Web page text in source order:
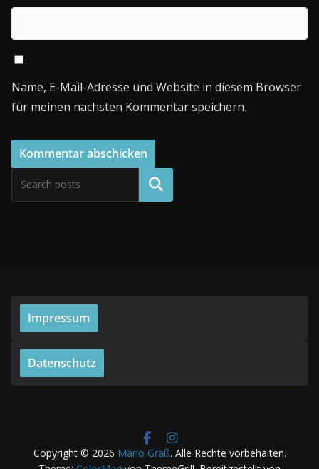
Name, E-Mail-Adresse und Website in diesem Browser
für meinen nächsten Kommentar speichern.
Suchen
Impressum
Datenschutz
Copyright © 2026 Mario Graß. Alle Rechte vorbehalten.